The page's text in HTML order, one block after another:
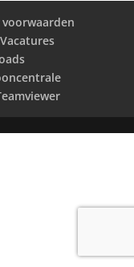
voorwaarden
Vacatures